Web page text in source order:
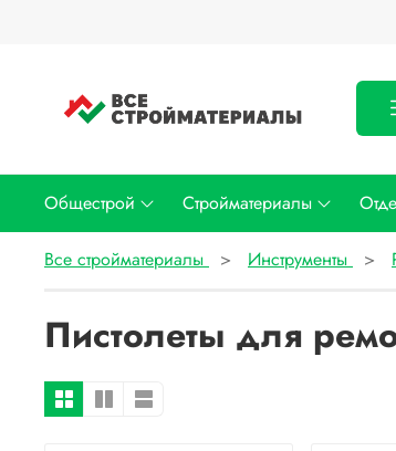
Общестрой Стройматериалы
Все стройматериалы Инструменты
Пистолеты для